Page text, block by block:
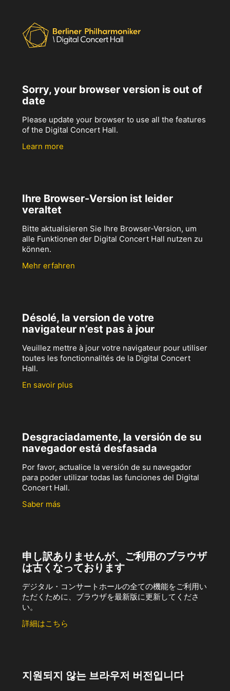
Sorry, your browser version is out of
date
Please update your browser to use all the features
of the Digital Concert Hall.
Learn more
Ihre Browser-Version ist leider
veraltet
Bitte aktualisieren Sie Ihre Browser-Version, um
alle Funktionen der Digital Concert Hall nutzen zu
können.
Mehr erfahren
Désolé, la version de votre
navigateur n’est pas à jour
Veuillez mettre à jour votre navigateur pour utiliser
toutes les fonctionnalités de la Digital Concert
Hall.
En savoir plus
Desgraciadamente, la versión de su
navegador está desfasada
Por favor, actualice la versión de su navegador
para poder utilizar todas las funciones del Digital
Concert Hall.
Saber más
申し訳ありませんが、ご利用のブラウザ
は古くなっております
デジタル・コンサートホールの全ての機能をご利用い
ただくために、ブラウザを最新版に更新してくださ
い。
詳細はこちら
지원되지 않는 브라우저 버전입니다